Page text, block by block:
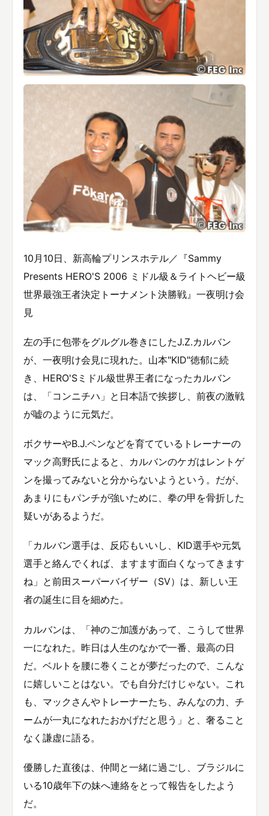
10月10日、新高輪プリンスホテル／『Sammy
Presents HERO'S 2006 ミドル級＆ライトヘビー級
世界最強王者決定トーナメント決勝戦』一夜明け会
見
左の手に包帯をグルグル巻きにしたJ.Z.カルバン
が、一夜明け会見に現れた。山本"KID"徳郁に続
き、HERO'Sミドル級世界王者になったカルバン
は、「コンニチハ」と日本語で挨拶し、前夜の激戦
が嘘のように元気だ。
ボクサーやB.J.ペンなどを育てているトレーナーの
マック高野氏によると、カルバンのケガはレントゲ
ンを撮ってみないと分からないようという。だが、
あまりにもパンチが強いために、拳の甲を骨折した
疑いがあるようだ。
「カルバン選手は、反応もいいし、KID選手や元気
選手と絡んでくれば、ますます面白くなってきます
ね」と前田スーパーバイザー（SV）は、新しい王
者の誕生に目を細めた。
カルバンは、「神のご加護があって、こうして世界
一になれた。昨日は人生のなかで一番、最高の日
だ。ベルトを腰に巻くことが夢だったので、こんな
に嬉しいことはない。でも自分だけじゃない。これ
も、マックさんやトレーナーたち、みんなの力、チ
ームが一丸になれたおかげだと思う」と、奢ること
なく謙虚に語る。
優勝した直後は、仲間と一緒に過ごし、ブラジルに
いる10歳年下の妹へ連絡をとって報告をしたよう
だ。